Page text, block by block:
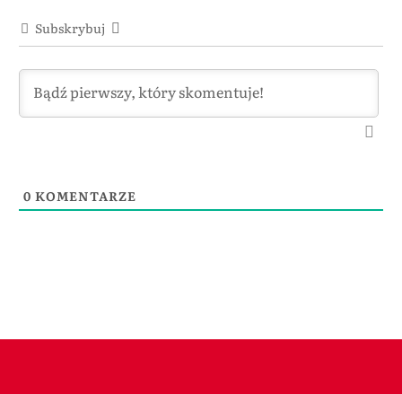
Subskrybuj
0 KOMENTARZE